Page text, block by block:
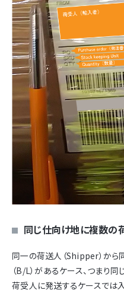
同じ仕向け地に複数の
同一の荷送人（Shipper）か
（B/L）があるケース、つまり
荷受人に発送するケースでは